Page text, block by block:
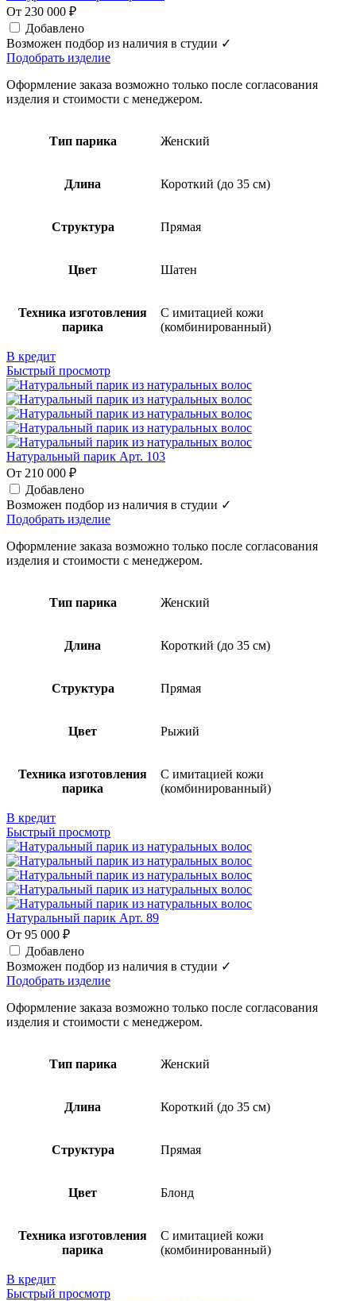
От 230 000 ₽
Добавлено
Возможен подбор из наличия в студии ✓
Подобрать изделие
Оформление заказа возможно только после согласования
изделия и стоимости с менеджером.
Тип парика Женский
Длина Короткий (до 35 см)
Структура Прямая
Цвет Шатен
Техника изготовления
парика
С имитацией кожи
(комбинированный)
В кредит
Быстрый просмотр
Натуральный парик Арт. 103
От 210 000 ₽
Добавлено
Возможен подбор из наличия в студии ✓
Подобрать изделие
Оформление заказа возможно только после согласования
изделия и стоимости с менеджером.
Тип парика Женский
Длина Короткий (до 35 см)
Структура Прямая
Цвет Рыжий
Техника изготовления
парика
С имитацией кожи
(комбинированный)
В кредит
Быстрый просмотр
Натуральный парик Арт. 89
От 95 000 ₽
Добавлено
Возможен подбор из наличия в студии ✓
Подобрать изделие
Оформление заказа возможно только после согласования
изделия и стоимости с менеджером.
Тип парика Женский
Длина Короткий (до 35 см)
Структура Прямая
Цвет Блонд
Техника изготовления
парика
С имитацией кожи
(комбинированный)
В кредит
Быстрый просмотр